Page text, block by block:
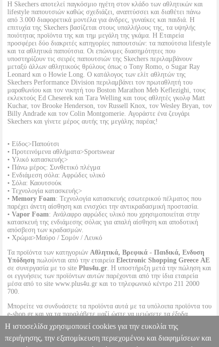
Η Skechers αποτελεί παγκόσμιο ηγέτη στον κλάδο των αθλητικών και
lifestyle παπουτσιών καθώς σχεδιάζει, αναπτύσσει και διαθέτει πάνω
από 3.000 διαφορετικά μοντέλα για άνδρες, γυναίκες και παιδιά. Η
επιτυχία της Skechers βασίζεται στους υπαλλήλους της, τα υψηλής
ποιότητας προϊόντα της και τημ μεγάλη της γκάμα. Η Εταιρεία
προσφέρει δύο διακριτές κατηγορίες παπουτσιών: τα παπούτσια lifestyle
και τα αθλητικά παπούτσια. Οι επώνυμες διασημότητες που
υποστηρίζουν τις σειρές παπουτσιών της Skechers περιλαμβάνουν
μεταξύ άλλων αθλητικούς θρύλους όπως ο Tony Romo, ο Sugar Ray
Leonard και ο Howie Long. Ο κατάλογος των ελίτ αθλητών της
Skechers Performance Division περιλαμβάνει τον πρωταθλητή του
μαραθωνίου και τον νικητή του Boston Marathon Meb Keflezighi, τους
εκλεκτούς Ed Cheserek και Tara Welling και τους αθλητές γκολφ Matt
Kuchar, τον Brooke Henderson, τον Russell Knox, τον Wesley Bryan, τον
Billy Andrade και τον Colin Montgomerie. Αγοράστε ένα ζευγάρι
Skechers και γίνετε μέρος αυτής της μεγάλης παρέας!
• Είδος>Παπούτσι
• Προτεινόμενα αθλήματα>Sportswear
• Υλικό κατασκευής>
• Πάνω μέρος: Συνθετικό πλέγμα
• Ενδιάμεση σόλα: Αφρώδες υλικό
• Σόλα: Καουτσούκ
• Τεχνολογία κατασκευής>
• Memory Foam: Τεχνολογία κατασκευής εσωτερικού πέλματος που
παρέχει άνετη αίσθηση και ενισχύει την αντικραδασμική προστασία.
• Vapor Foam: Ανάλαφρο αφρώδες υλικό που χρησιμοποιείται στην
κατασκευή της ενδιάμεσης σόλας για απαλή αίσθηση και αποδοτική
απόσβεση των κραδασμών.
• Χρώμα>Μαύρο / Σομόν / Λευκό
Τα προϊόντα των κατηγοριών Αθλητικά, Βρεφικά - Παιδικά, Ενδυση
Υπόδηση πωλούνται από την εταιρεία Electronic Shopping Greece ΑΕ
σε συνεργασία με το site Plus4u.gr. Η υποστήριξη μετά την πώληση και
οι εγγυήσεις των προϊόντων αυτών παρέχονται από την ίδια εταιρεία
μέσα από το site www.plus4u.gr και το τηλεφωνικό κέντρο 211 2000
700.
Μπορείτε να συνδυάσετε τα προϊόντα αυτά με τα υπόλοιπα προϊόντα του
e-shop.gr και να τα παραλάβετε μαζί ώστε να μειώσετε τα έξοδα
αποστολής. Μπορείτε επίσης να παραλάβετε από οποιοδήποτε eshop
point με μηδενικά έξοδα αποστολής ανεξαρτήτως ύψους παραγγελίας!
Η ιστοσελίδα χρησιμοποιεί cookies για την ευκολία της
περιήγησης, την εξατομίκευση περιεχομένου και διαφημίσεων και